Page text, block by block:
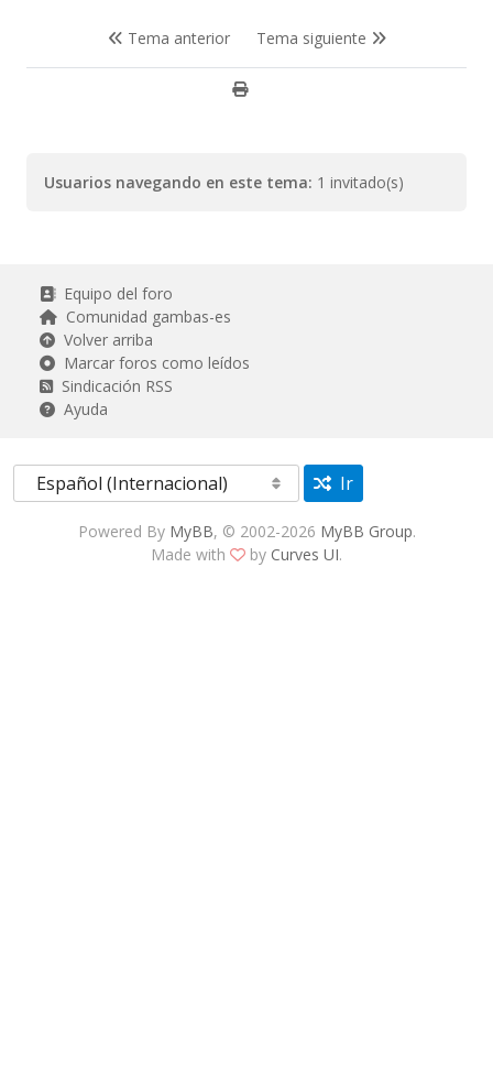
Tema anterior Tema siguiente
Usuarios navegando en este tema: 1 invitado(s)
Equipo del foro
Comunidad gambas-es
Volver arriba
Marcar foros como leídos
Sindicación RSS
Ayuda
Ir
Powered By MyBB, © 2002-2026 MyBB Group.
Made with
by Curves UI.